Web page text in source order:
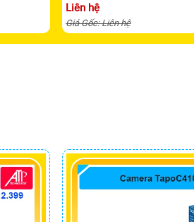
Liên hệ
Giá Gốc: Liên hệ